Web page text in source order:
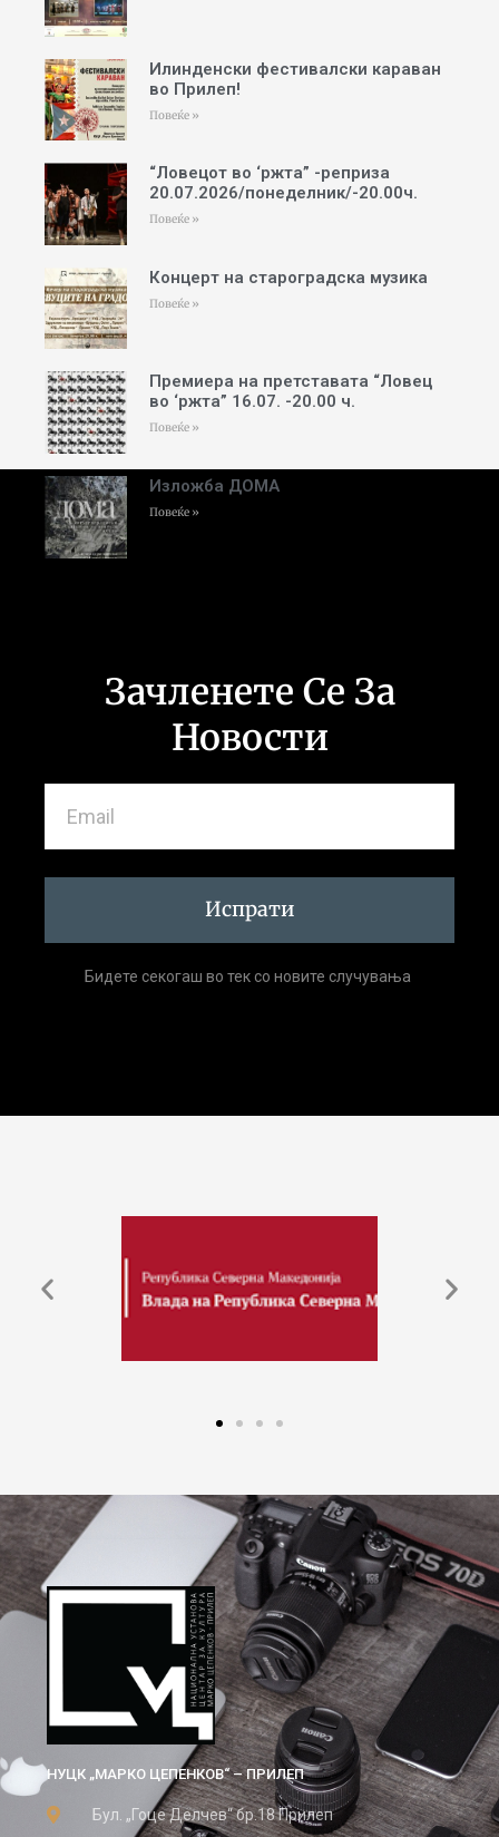
Илинденски фестивалски караван
во Прилеп!
Повеќе »
“Ловецот во ‘ржта” -реприза
20.07.2026/понеделник/-20.00ч.
Повеќе »
Концерт на староградска музика
Повеќе »
Премиера на претставата “Ловец
во ‘ржта” 16.07. -20.00 ч.
Повеќе »
Изложба ДОМА
Повеќе »
Зачленете Се За
Новости
Испрати
Бидете секогаш во тек со новите случувања
НУЦК „МАРКО ЦЕПЕНКОВ“ – ПРИЛЕП
Бул. „Гоце Делчев“ бр.18 Прилеп